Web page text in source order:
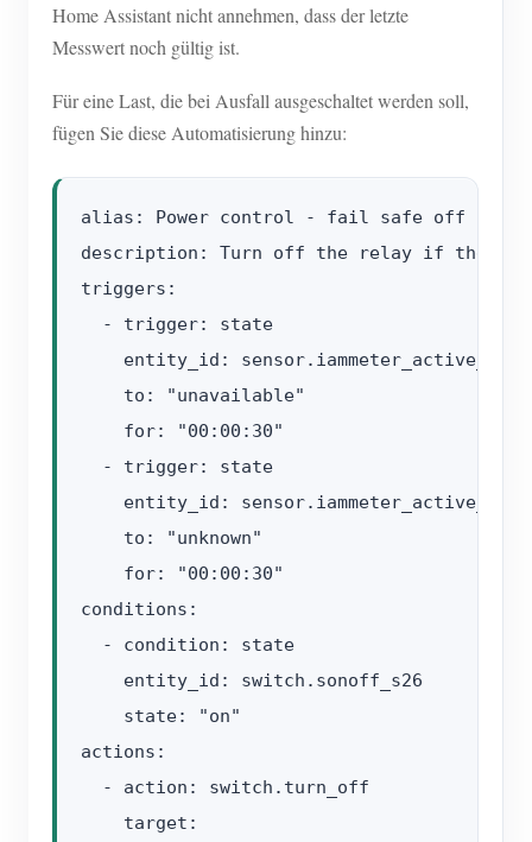
Home Assistant nicht annehmen, dass der letzte
Messwert noch gültig ist.
Für eine Last, die bei Ausfall ausgeschaltet werden soll,
fügen Sie diese Automatisierung hinzu:
alias: Power control - fail safe off
description: Turn off the relay if the
triggers:
  - trigger: state
entity_id:
    to: "unavailable"
    for: "00:00:30"
  - trigger: state
entity_id:
    to: "unknown"
    for: "00:00:30"
conditions:
  - condition: state
    entity_id: switch.sonoff_s26
    state: "on"
actions:
  - action: switch.turn_off
    target: